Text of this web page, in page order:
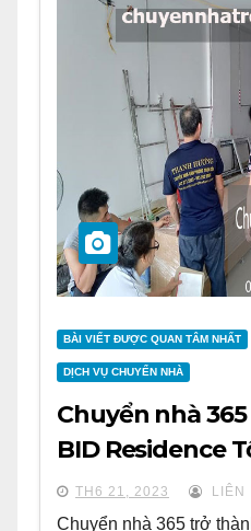
BÀI VIẾT ĐƯỢC QUAN TÂM NHẤT
DỊCH VỤ CHUYỂN NHÀ
Chuyển nhà
BID Residence
TH6 21, 2023 LIÊN
Chuyển nhà 365 trở